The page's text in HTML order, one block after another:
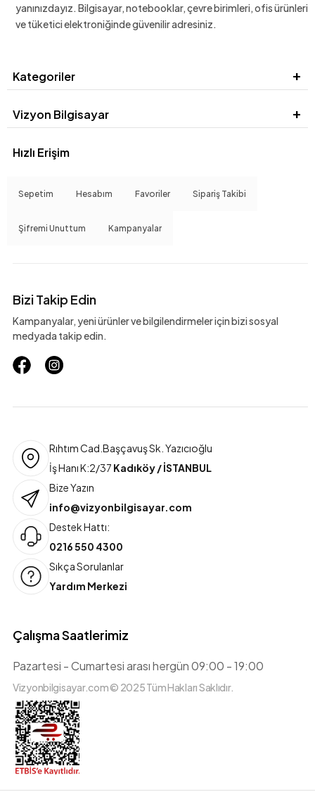
yanınızdayız. Bilgisayar, notebooklar, çevre birimleri, ofis ürünleri
ve tüketici elektroniğinde güvenilir adresiniz.
Kategoriler
Vizyon Bilgisayar
Hızlı Erişim
Sepetim Hesabım Favoriler Sipariş Takibi
Şifremi Unuttum Kampanyalar
Bizi Takip Edin
Kampanyalar, yeni ürünler ve bilgilendirmeler için bizi sosyal
medyada takip edin.
Rıhtım Cad.Başçavuş Sk. Yazıcıoğlu
İş Hanı K:2/37 Kadıköy / İSTANBUL
Bize Yazın
info@vizyonbilgisayar.com
Destek Hattı:
0216 550 4300
Sıkça Sorulanlar
Yardım Merkezi
Çalışma Saatlerimiz
Pazartesi - Cumartesi arası hergün 09:00 - 19:00
Vizyonbilgisayar.com © 2025 Tüm Hakları Saklıdır.